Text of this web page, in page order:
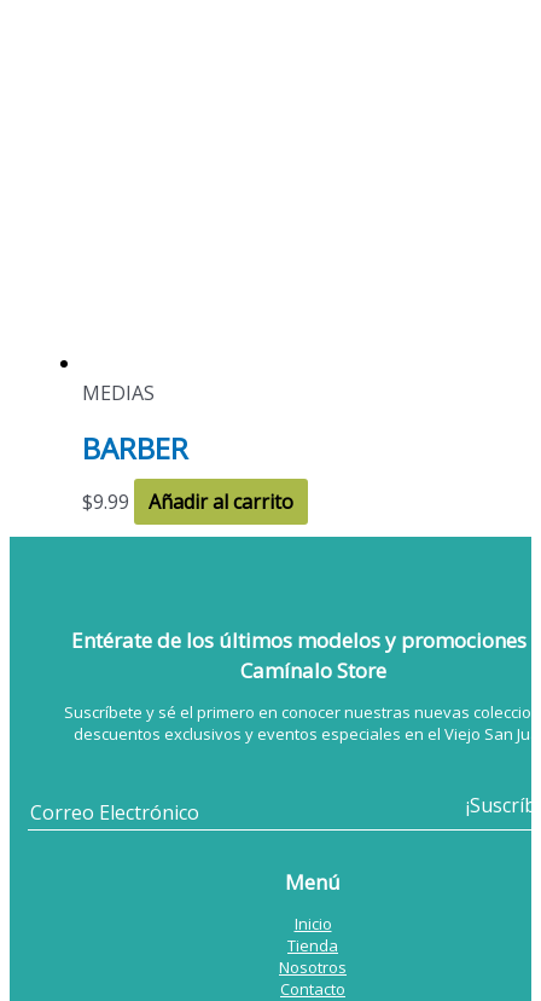
MEDIAS
BARBER
$9.99 Añadir al carrito
Entérate de los últimos modelosy promociones
Camínalo Store
Suscríbete y sé el primero en conocer nuestras nuevas
descuentos exclusivos y eventos especiales en el Viejo San
Menú
Inicio
Tienda
Nosotros
Contacto